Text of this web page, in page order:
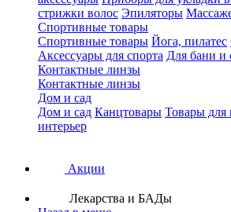
стрижки волос Эпиляторы
Спортивные товары
Спортивные товары Йога, пилатес
Аксессуары для спорта Для бани и
Контактные линзы
Контактные линзы
Дом и сад
Дом и сад Канцтовары Товары для
интерьер
Акции
Лекарства и БАДы